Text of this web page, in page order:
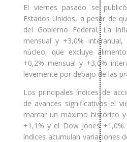
El viernes pasado se
Estados Unidos, a pesar de
del Gobierno Federal. La
mensual y +3,0%
núcleo, que excluye
+0,2% mensual y +3,0%
levemente por debajo de las
Los principales índices de
de avances significativos el
marcar un máximo histórico
+1,1% y el Dow Jones
índices acumulan variaciones